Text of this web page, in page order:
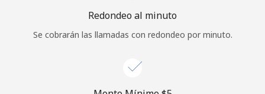
Iniciar Sesión
Continuar con
Redondeo al minuto
Se cobrarán las llamadas con redondeo por minuto.